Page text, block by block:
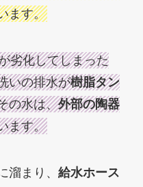
ます。
劣化してしまった
いの排水が樹脂タン
の水は、外部の陶器
ます。
溜まり、 給水ホース